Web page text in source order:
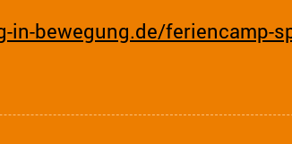
bewegung.de/feriencamp-